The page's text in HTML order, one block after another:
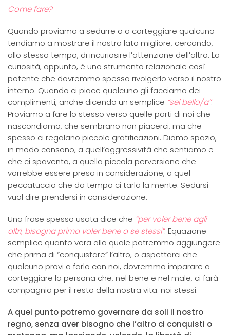
Come fare?
Quando proviamo a sedurre o a corteggiare qualcuno
tendiamo a mostrare il nostro lato migliore, cercando,
allo stesso tempo, di incuriosire l’attenzione dell’altro. La
curiosità, appunto, è uno strumento relazionale così
potente che dovremmo spesso rivolgerlo verso il nostro
interno. Quando ci piace qualcuno gli facciamo dei
complimenti, anche dicendo un semplice “sei bello/a”.
Proviamo a fare lo stesso verso quelle parti di noi che
nascondiamo, che sembrano non piacerci, ma che
spesso ci regalano piccole gratificazioni. Diamo spazio,
in modo consono, a quell’aggressività che sentiamo e
che ci spaventa, a quella piccola perversione che
vorrebbe essere presa in considerazione, a quel
peccatuccio che da tempo ci tarla la mente. Sedursi
vuol dire prendersi in considerazione.
Una frase spesso usata dice che “per voler bene agli
altri, bisogna prima voler bene a se stessi”. Equazione
semplice quanto vera alla quale potremmo aggiungere
che prima di “conquistare” l’altro, o aspettarci che
qualcuno provi a farlo con noi, dovremmo imparare a
corteggiare la persona che, nel bene e nel male, ci farà
compagnia per il resto della nostra vita: noi stessi.
A quel punto potremo governare da soli il nostro
regno, senza aver bisogno che l’altro ci conquisti o